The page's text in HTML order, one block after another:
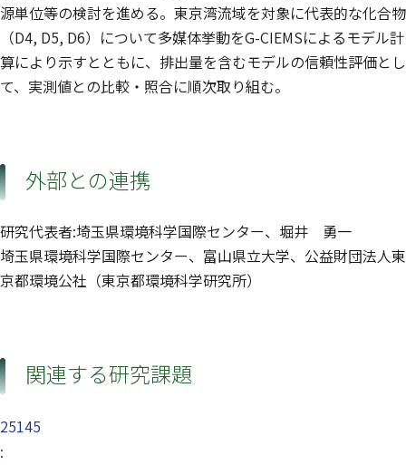
源単位等の検討を進める。東京湾流域を対象に代表的な化合物
（D4, D5, D6）について多媒体挙動をG-CIEMSによるモデル計
算により示すとともに、排出量を含むモデルの信頼性評価とし
て、実測値との比較・照合に順次取り組む。
外部との連携
研究代表者:埼玉県環境科学国際センター、堀井 勇一
埼玉県環境科学国際センター、富山県立大学、公益財団法人東
京都環境公社（東京都環境科学研究所）
関連する研究課題
25145
: